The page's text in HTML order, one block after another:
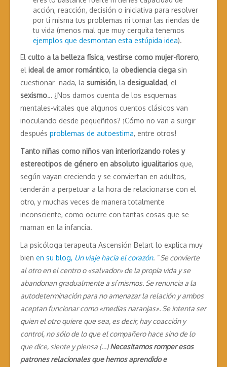
acción, reacción, decisión o iniciativa para resolver
por ti misma tus problemas ni tomar las riendas de
tu vida (menos mal que muy cerquita tenemos
ejemplos que desmontan esta estúpida idea).
El culto a la belleza física, vestirse como mujer-florero,
el ideal de amor romántico, la obediencia ciega sin
cuestionar nada, la sumisión, la desigualdad, el
sexismo… ¿Nos damos cuenta de los esquemas
mentales-vitales que algunos cuentos clásicos van
inoculando desde pequeñitos? ¡Cómo no van a surgir
después problemas de autoestima, entre otros!
Tanto niñas como niños van interiorizando roles y
estereotipos de género en absoluto igualitarios que,
según vayan creciendo y se conviertan en adultos,
tenderán a perpetuar a la hora de relacionarse con el
otro, y muchas veces de manera totalmente
inconsciente, como ocurre con tantas cosas que se
maman en la infancia.
La psicóloga terapeuta Ascensión Belart lo explica muy
bien en su blog, Un viaje hacia el corazón. “Se convierte
al otro en el centro o «salvador» de la propia vida y se
abandonan gradualmente a sí mismos. Se renuncia a la
autodeterminación para no amenazar la relación y ambos
aceptan funcionar como «medias naranjas». Se intenta ser
quien el otro quiere que sea, es decir, hay coacción y
control, no sólo de lo que el compañero hace sino de lo
que dice, siente y piensa (…)Necesitamos romper esos
patrones relacionales que hemos aprendido e